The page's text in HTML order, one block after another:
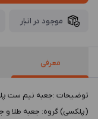
موجود در انبار
معرفی
(پلکسی) گروه: جعبه طلا و